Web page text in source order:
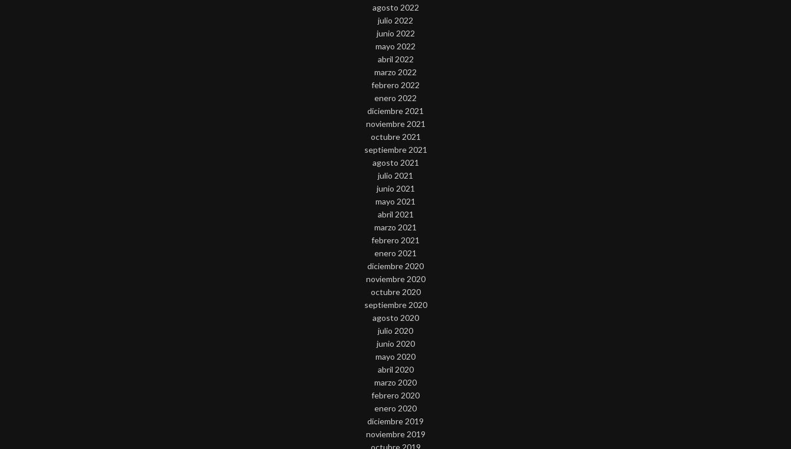
agosto 2022
julio 2022
junio 2022
mayo 2022
abril 2022
marzo 2022
febrero 2022
enero 2022
diciembre 2021
noviembre 2021
octubre 2021
septiembre 2021
agosto 2021
julio 2021
junio 2021
mayo 2021
abril 2021
marzo 2021
febrero 2021
enero 2021
diciembre 2020
noviembre 2020
octubre 2020
septiembre 2020
agosto 2020
julio 2020
junio 2020
mayo 2020
abril 2020
marzo 2020
febrero 2020
enero 2020
diciembre 2019
noviembre 2019
octubre 2019